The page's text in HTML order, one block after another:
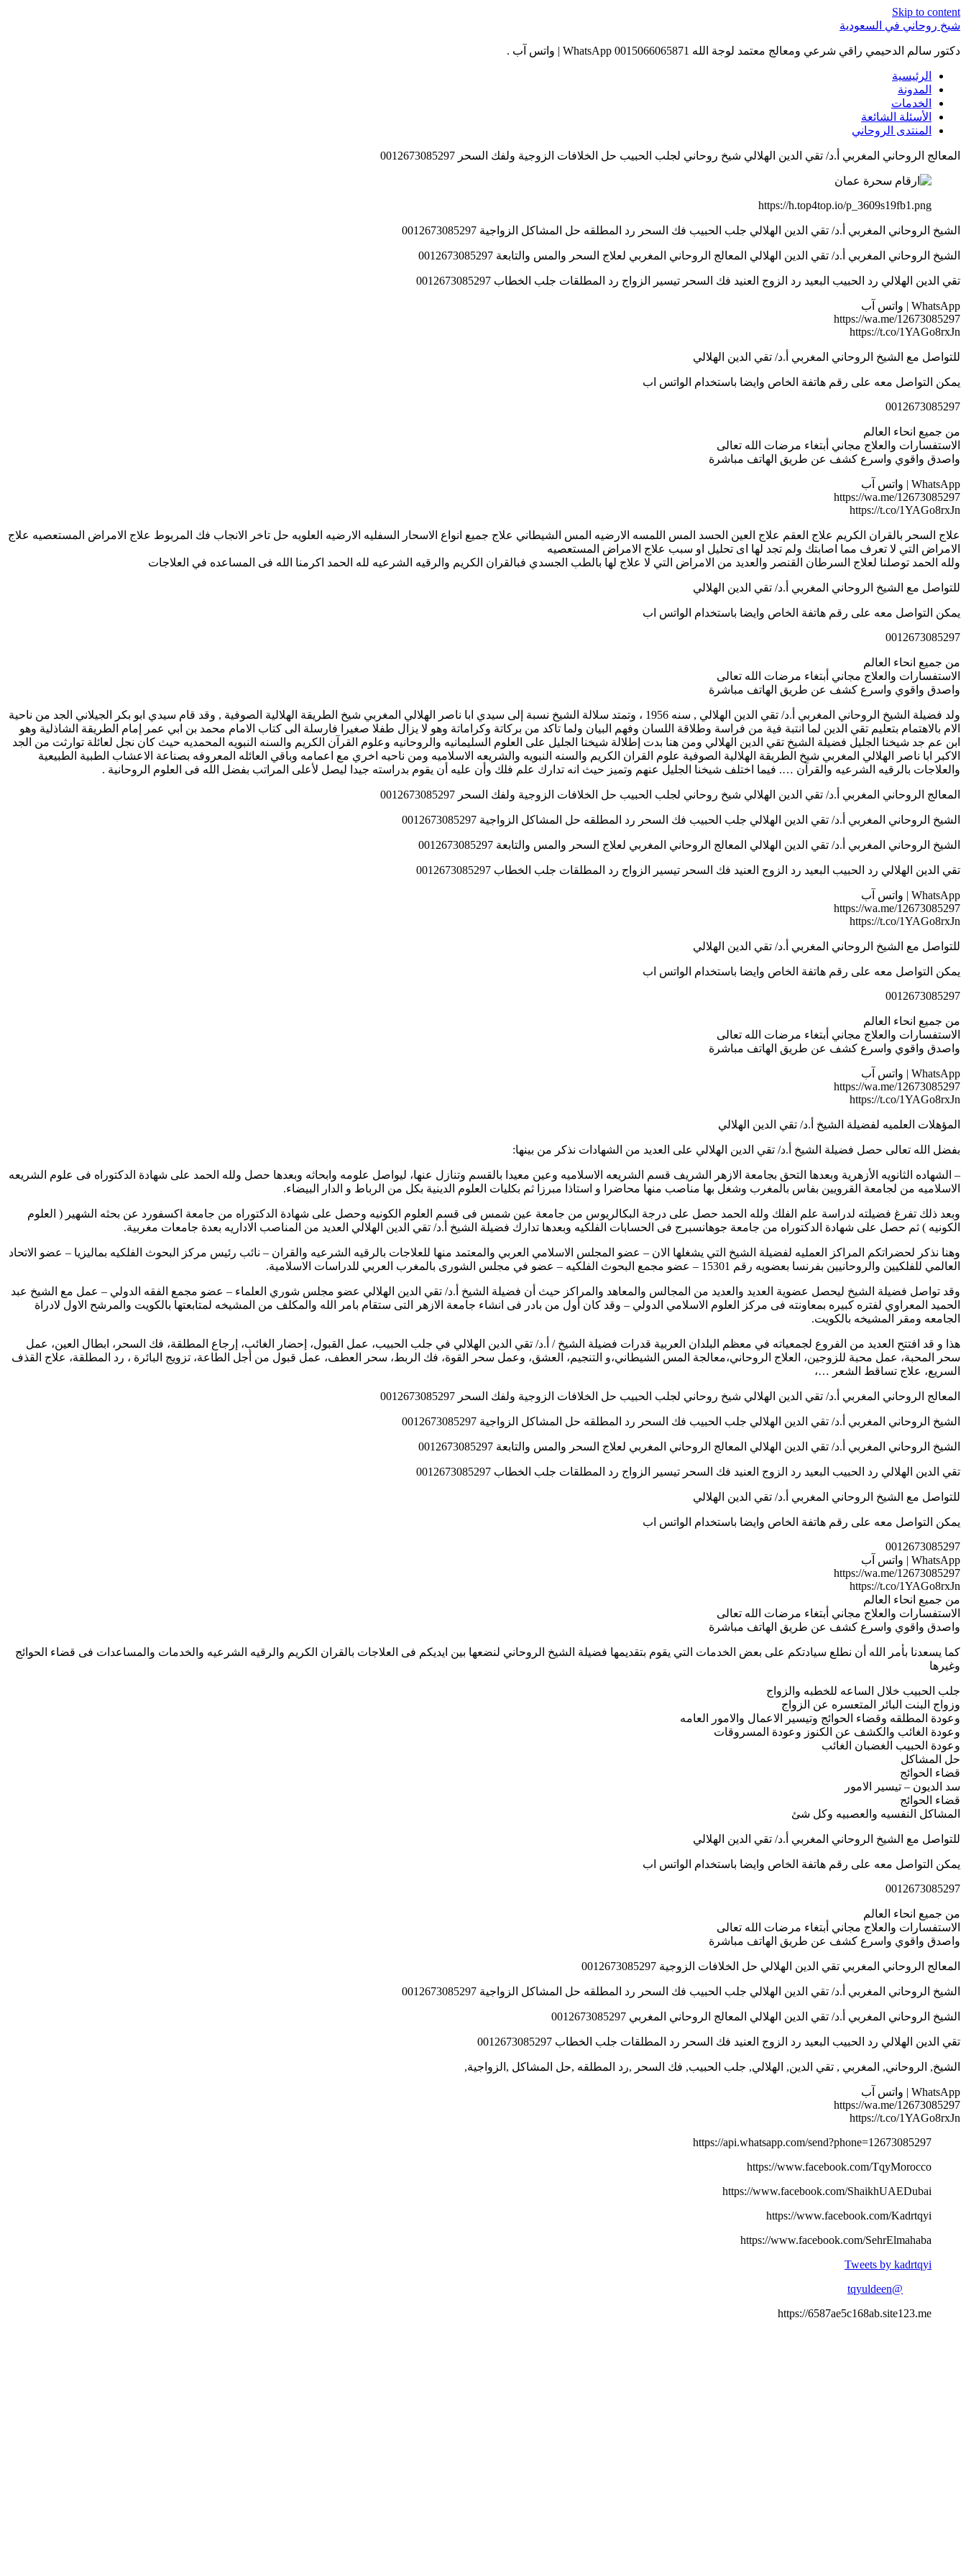
Skip to content
شيخ روحاني في السعودية
دكتور سالم الدحيمي راقي شرعي ومعالج معتمد لوجة الله 0015066065871 WhatsApp | واتس آب .
الرئيسية
المدونة
الخدمات
الأسئلة الشائعة
المنتدى الروحاني
المعالج الروحاني المغربي أ.د/ تقي الدين الهلالي شيخ روحاني لجلب الحبيب حل الخلافات الزوجية ولفك السحر 0012673085297
https://h.top4top.io/p_3609s19fb1.png
الشيخ الروحاني المغربي أ.د/ تقي الدين الهلالي جلب الحبيب فك السحر رد المطلقه حل المشاكل الزواجية 0012673085297
الشيخ الروحاني المغربي أ.د/ تقي الدين الهلالي المعالج الروحاني المغربي لعلاج السحر والمس والتابعة 0012673085297
تقي الدين الهلالي رد الحبيب البعيد رد الزوج العنيد فك السحر تيسير الزواج رد المطلقات جلب الخطاب 0012673085297
WhatsApp | واتس آب
https://wa.me/12673085297
https://t.co/1YAGo8rxJn
للتواصل مع الشيخ الروحاني المغربي أ.د/ تقي الدين الهلالي
يمكن التواصل معه على رقم هاتفة الخاص وايضا باستخدام الواتس اب
0012673085297
من جميع انحاء العالم
الاستفسارات والعلاج مجاني أبتغاء مرضات الله تعالى
واصدق واقوي واسرع كشف عن طريق الهاتف مباشرة
WhatsApp | واتس آب
https://wa.me/12673085297
https://t.co/1YAGo8rxJn
علاج السحر بالقران الكريم علاج العقم علاج العين الحسد المس اللمسه الارضيه المس الشيطاني علاج جميع انواع الاسحار السفليه الارضيه العلويه حل تاخر الانجاب فك المربوط علاج الامراض المستعصيه علاج
الامراض التي لا تعرف مما اصابتك ولم تجد لها اى تحليل او سبب علاج الامراض المستعصيه
ولله الحمد توصلنا لعلاج السرطان القنصر والعديد من الامراض التي لا علاج لها بالطب الجسدي فبالقران الكريم والرقيه الشرعيه لله الحمد اكرمنا الله فى المساعده في العلاجات
للتواصل مع الشيخ الروحاني المغربي أ.د/ تقي الدين الهلالي
يمكن التواصل معه على رقم هاتفة الخاص وايضا باستخدام الواتس اب
0012673085297
من جميع انحاء العالم
الاستفسارات والعلاج مجاني أبتغاء مرضات الله تعالى
واصدق واقوي واسرع كشف عن طريق الهاتف مباشرة
ولد فضيلة الشيخ الروحاني المغربي أ.د/ تقي الدين الهلالي , سنه 1956 ، وتمتد سلالة الشيخ نسبة إلى سيدي ابا ناصر الهلالي المغربي شيخ الطريقة الهلالية الصوفية , وقد قام سيدي ابو بكر الجيلاني الجد من ناحية
الام بالاهتمام بتعليم تقي الدين لما انتبة فية من فراسة وطلاقة اللسان وفهم البيان ولما تاكد من بركاتة وكراماتة وهو لا يزال طفلا صغيرا فارسلة الى كتاب الامام محمد بن ابي عمر إمام الطريقة الشاذلية وهو
ابن عم جد شيخنا الجليل فضيلة الشيخ تقي الدين الهلالي ومن هنا بدت إطلالة شيخنا الجليل على العلوم السليمانيه والروحانيه وعلوم القرآن الكريم والسنه النبويه المحمديه حيث كان نجل لعائلة توارثت من الجد
الاكبر ابا ناصر الهلالي المغربي شيخ الطريقة الهلالية الصوفية علوم القران الكريم والسنه النبويه والشريعه الاسلاميه ومن ناحيه اخري مع اعمامه وباقي العائله المعروفه بصناعة الاعشاب الطبية الطبيعية
والعلاجات بالرقيه الشرعيه والقرآن …. فيما اختلف شيخنا الجليل عنهم وتميز حيث انه تدارك علم فلك وأن عليه أن يقوم بدراسته جيدا ليصل لأعلى المراتب بفضل الله فى العلوم الروحانية .
المعالج الروحاني المغربي أ.د/ تقي الدين الهلالي شيخ روحاني لجلب الحبيب حل الخلافات الزوجية ولفك السحر 0012673085297
الشيخ الروحاني المغربي أ.د/ تقي الدين الهلالي جلب الحبيب فك السحر رد المطلقه حل المشاكل الزواجية 0012673085297
الشيخ الروحاني المغربي أ.د/ تقي الدين الهلالي المعالج الروحاني المغربي لعلاج السحر والمس والتابعة 0012673085297
تقي الدين الهلالي رد الحبيب البعيد رد الزوج العنيد فك السحر تيسير الزواج رد المطلقات جلب الخطاب 0012673085297
WhatsApp | واتس آب
https://wa.me/12673085297
https://t.co/1YAGo8rxJn
للتواصل مع الشيخ الروحاني المغربي أ.د/ تقي الدين الهلالي
يمكن التواصل معه على رقم هاتفة الخاص وايضا باستخدام الواتس اب
0012673085297
من جميع انحاء العالم
الاستفسارات والعلاج مجاني أبتغاء مرضات الله تعالى
واصدق واقوي واسرع كشف عن طريق الهاتف مباشرة
WhatsApp | واتس آب
https://wa.me/12673085297
https://t.co/1YAGo8rxJn
المؤهلات العلميه لفضيلة الشيخ أ.د/ تقي الدين الهلالي
بفضل الله تعالى حصل فضيلة الشيخ أ.د/ تقي الدين الهلالي على العديد من الشهادات نذكر من بينها:
– الشهاده الثانويه الأزهرية وبعدها التحق بجامعة الازهر الشريف قسم الشريعه الاسلاميه وعين معيدا بالقسم وتنازل عنها، ليواصل علومه وابحاثه وبعدها حصل ولله الحمد على شهادة الدكتوراه فى علوم الشريعه
الاسلاميه من لجامعة القرويين بفاس بالمغرب وشغل بها مناصب منها محاضرا و استاذا مبرزا ثم بكليات العلوم الدينية بكل من الرباط و الدار البيضاء.
وبعد ذلك تفرغ فضيلته لدراسة علم الفلك ولله الحمد حصل على درجة البكالريوس من جامعة عين شمس فى قسم العلوم الكونيه وحصل على شهادة الدكتوراه من جامعة اكسفورد عن بحثه الشهير ( العلوم
الكونيه ) ثم حصل على شهادة الدكتوراه من جامعة جوهانسبرج فى الحسابات الفلكيه وبعدها تدارك فضيلة الشيخ أ.د/ تقي الدين الهلالي العديد من المناصب الاداريه بعدة جامعات مغربية.
وهنا نذكر لحضراتكم المراكز العمليه لفضيلة الشيخ التي يشغلها الان – عضو المجلس الاسلامي العربي والمعتمد منها للعلاجات بالرقيه الشرعيه والقران – نائب رئيس مركز البحوث الفلكيه بماليزيا – عضو الاتحاد
العالمي للفلكيين والروحانيين بفرنسا بعضويه رقم 15301 – عضو مجمع البحوث الفلكيه – عضو في مجلس الشورى بالمغرب العربي للدراسات الاسلامية.
وقد تواصل فضيلة الشيخ ليحصل عضوية العديد والعديد من المجالس والمعاهد والمراكز حيث أن فضيلة الشيخ أ.د/ تقي الدين الهلالي عضو مجلس شوري العلماء – عضو مجمع الفقه الدولي – عمل مع الشيخ عبد
الحميد المعراوي لفتره كبيره بمعاونته فى مركز العلوم الاسلامي الدولي – وقد كان أول من بادر فى انشاء جامعة الازهر التى ستقام بامر الله والمكلف من المشيخه لمتابعتها بالكويت والمرشح الاول لادراة
الجامعه ومقر المشيخه بالكويت.
هذا و قد افتتح العديد من الفروع لجمعياته في معظم البلدان العربية قدرات فضيلة الشيخ / أ.د/ تقي الدين الهلالي في جلب الحبيب، عمل القبول، إحضار الغائب، إرجاع المطلقة، فك السحر، ابطال العين، عمل
سحر المحبة، عمل محبة للزوجين، العلاج الروحاني،معالجة المس الشيطاني،و التنجيم، العشق، وعمل سحر القوة، فك الربط، سحر العطف، عمل قبول من أجل الطاعة، تزويج البائرة ، رد المطلقة، علاج القذف
السريع، علاج تساقط الشعر …،
المعالج الروحاني المغربي أ.د/ تقي الدين الهلالي شيخ روحاني لجلب الحبيب حل الخلافات الزوجية ولفك السحر 0012673085297
الشيخ الروحاني المغربي أ.د/ تقي الدين الهلالي جلب الحبيب فك السحر رد المطلقه حل المشاكل الزواجية 0012673085297
الشيخ الروحاني المغربي أ.د/ تقي الدين الهلالي المعالج الروحاني المغربي لعلاج السحر والمس والتابعة 0012673085297
تقي الدين الهلالي رد الحبيب البعيد رد الزوج العنيد فك السحر تيسير الزواج رد المطلقات جلب الخطاب 0012673085297
للتواصل مع الشيخ الروحاني المغربي أ.د/ تقي الدين الهلالي
يمكن التواصل معه على رقم هاتفة الخاص وايضا باستخدام الواتس اب
0012673085297
WhatsApp | واتس آب
https://wa.me/12673085297
https://t.co/1YAGo8rxJn
من جميع انحاء العالم
الاستفسارات والعلاج مجاني أبتغاء مرضات الله تعالى
واصدق واقوي واسرع كشف عن طريق الهاتف مباشرة
كما يسعدنا بأمر الله أن نطلع سيادتكم على بعض الخدمات التي يقوم بتقديمها فضيلة الشيخ الروحاني لنضعها بين ايديكم فى العلاجات بالقران الكريم والرقيه الشرعيه والخدمات والمساعدات فى قضاء الحوائج
وغيرها
جلب الحبيب خلال الساعه للخطبه والزواج
وزواج البنت البائر المتعسره عن الزواج
وعودة المطلقه وقضاء الحوائج وتيسير الاعمال والامور العامه
وعودة الغائب والكشف عن الكنوز وعودة المسروقات
وعودة الحبيب الغضبان الغائب
حل المشاكل
قضاء الحوائج
سد الديون – تيسير الامور
قضاء الحوائج
المشاكل النفسيه والعصبيه وكل شئ
للتواصل مع الشيخ الروحاني المغربي أ.د/ تقي الدين الهلالي
يمكن التواصل معه على رقم هاتفة الخاص وايضا باستخدام الواتس اب
0012673085297
من جميع انحاء العالم
الاستفسارات والعلاج مجاني أبتغاء مرضات الله تعالى
واصدق واقوي واسرع كشف عن طريق الهاتف مباشرة
المعالج الروحاني المغربي تقي الدين الهلالي حل الخلافات الزوجية 0012673085297
الشيخ الروحاني المغربي أ.د/ تقي الدين الهلالي جلب الحبيب فك السحر رد المطلقه حل المشاكل الزواجية 0012673085297
الشيخ الروحاني المغربي أ.د/ تقي الدين الهلالي المعالج الروحاني المغربي 0012673085297
تقي الدين الهلالي رد الحبيب البعيد رد الزوج العنيد فك السحر رد المطلقات جلب الخطاب 0012673085297
الشيخ, الروحاني, المغربي , تقي الدين, الهلالي, جلب الحبيب, فك السحر ,رد المطلقه ,حل المشاكل ,الزواجية,
WhatsApp | واتس آب
https://wa.me/12673085297
https://t.co/1YAGo8rxJn
https://api.whatsapp.com/send?phone=12673085297
https://www.facebook.com/TqyMorocco
https://www.facebook.com/ShaikhUAEDubai
https://www.facebook.com/Kadrtqyi
https://www.facebook.com/SehrElmahaba
Tweets by kadrtqyi
@tqyuldeen
https://6587ae5c168ab.site123.me